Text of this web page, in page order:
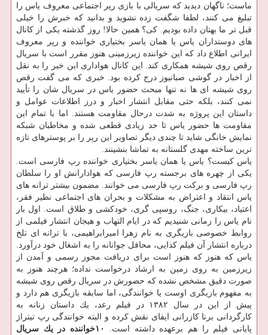
ماست؛ ناگهان دیدید كه سریالی با بازی رپر اجتماعی معروف یاس را
تبلیغ می كنند، لطفا شگفت زده نشوید و بدانید كه خبرش را خیلی
قبل تر ما بهتان داده بودیم. كی؟ همین حالا! روز گذشته یكی از كانال
های دوستداران یاس یا همان یاسر بختیاری خواننده و رپر معروف
ایرانی اطلاع داد كه این خواننده زیرزمینی هنوز مقرر است با سریال
رقص روی شیشه همكاری كند. این كانال هواداری این خبر را به نقل
از اخبار در گوشی صبانیوز درج كرده بود. خبری كه می گفت رقص
روی شیشه ای ها نه تنها مبحث حضور یاس در سریال شان را تأیید
نمی كنند، بلكه حتی مقابل انتشار اخبار و درز اطلاعات عوامل و
داستان این پروژه به شدت درحال مقاومت هستند. اما با تمام این
مقاومت ها حضور یاس تا حد زیادی قطعی شده و مخاطبان شبكه
نمایش خانگی شاید تا چندی دیگر تصاویر این رپر را بر پوسترهای تازه
ترین ساخته مهدی گلستانه به تماشا بنشینند.
یاس كیست؟ یاس یا همان یاسر بختیاری خواننده رپ فارسی است.
یكی از چهره های برجسته رپ فارسی كه هوادارانش او را سلطان
رپ فارسی و بركت رپ فارسی می خوانند. مضمون بیشتر ترانه های
یاس انتقاد و اعتراض به مشكلات و بحران های اجتماعی نظیر فقر،
اعتیاد، بیكاری، جنگ، روسپی گری، خودكشی و طلاق است. اول بار
نام یاس را زمانی شنیدیم كه در ایام التهاب و هیجان انتشار فیلمی از
روابط خصوصی بازیگری به نام زهرا امیرابراهیمی، با ترانه ای تلخ
درباره انتشار آن فیلم كذایی، محافل جوانانه را به اشغال خود درآورد.
یاس كه هنوز كه هنوز است برای دریافت مجوز رسمی و آمدن از
زیرزمین به روی زمین به ارشاد درخواست نداده؛ هرچند هنوز به
صورت دقیق مشخص نشده كه حضورش در سریال رقص روی شیشه
به مفهوم بازیگری اوست یا خوانندگی، اما سابقه بازیگری هم دارد و
پیش از این در سال ۱۳۸۲ در فیلم رعد، یك داستان زنانه به
كارگردانی برنا كازرانی ایفای نقش كرده و البته خوانندگی رپ تیتراژ
پایانی فیلم را هم برعهده داشته است.
۱۰خواننده در یك سریال